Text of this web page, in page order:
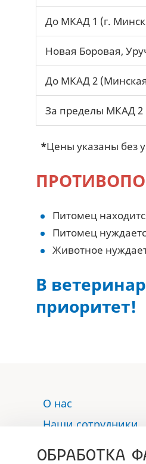
До МКАД 1 (г.
Новая Боровая,
До МКАД 2
За пределы МКАД 2
*Цены указаны без
Питомец
Питомец
Животное
В
приоритет!
О нас
Наши сотрудники
ОБРАБОТКА